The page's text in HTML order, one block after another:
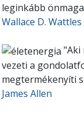
leginkább
Wallace D. Wattles
"Aki
vezeti a
megtermékenyíti
James Allen